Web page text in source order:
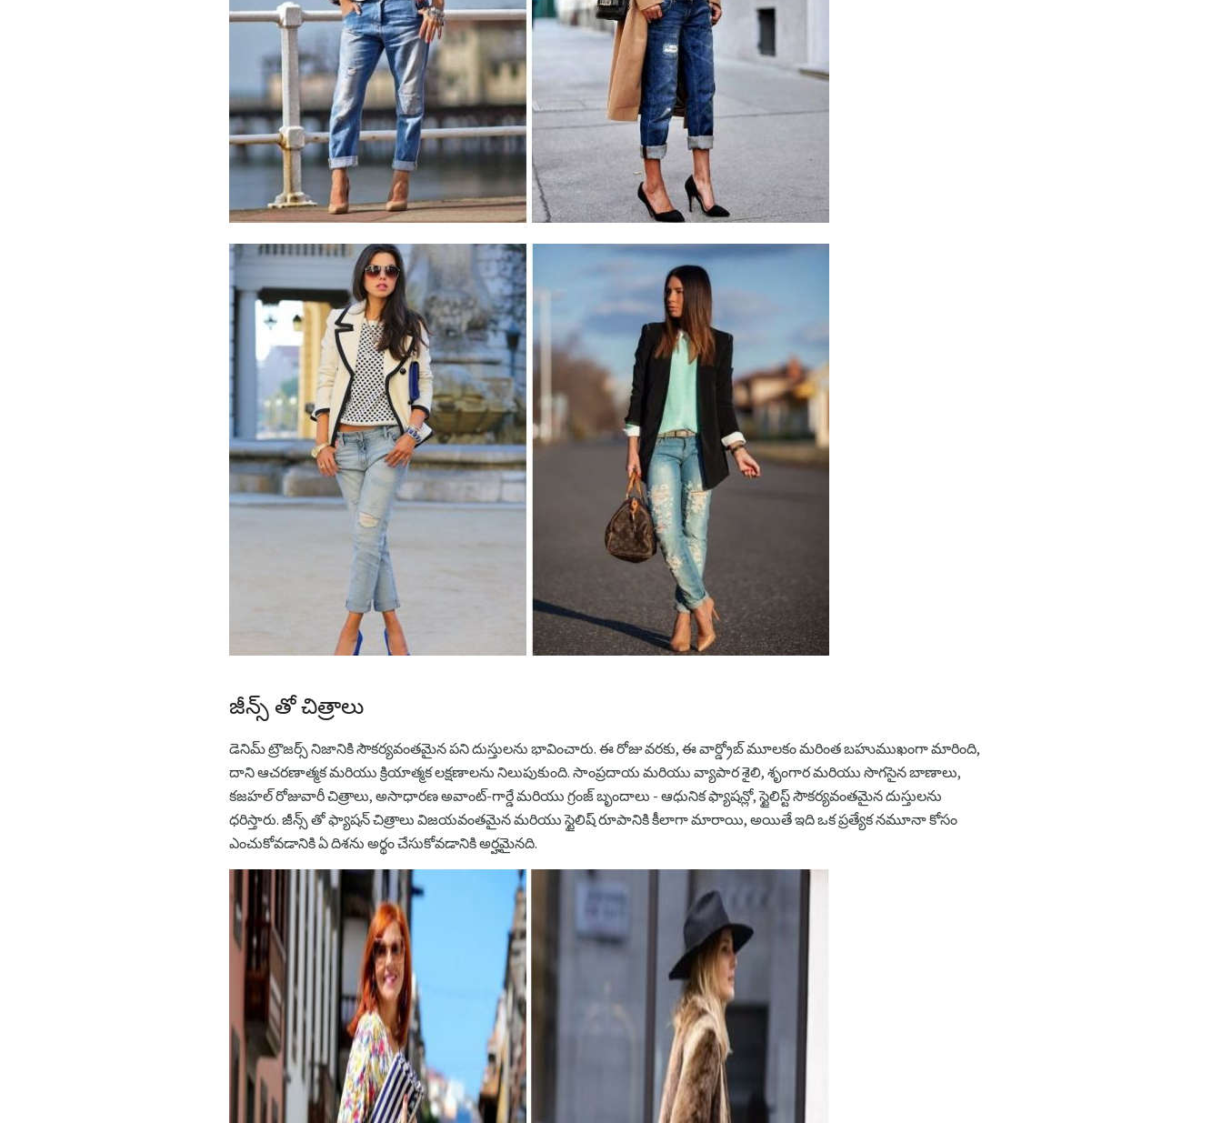
జీన్స్ తో చిత్రాలు
డెనిమ్ ట్రౌజర్స్ నిజానికి సౌకర్యవంతమైన పని దుస్తులను భావించారు. ఈ రోజు వరకు, ఈ వార్డ్రోబ్ మూలకం మరింత బహుముఖంగా మారింది,
దాని ఆచరణాత్మక మరియు క్రియాత్మక లక్షణాలను నిలుపుకుంది. సాంప్రదాయ మరియు వ్యాపార శైలి, శృంగార మరియు సొగసైన బాణాలు,
కజహల్ రోజువారీ చిత్రాలు, అసాధారణ అవాంట్-గార్డే మరియు గ్రంజ్ బృందాలు - ఆధునిక ఫ్యాషన్లో, స్టైలిస్ట్ సౌకర్యవంతమైన దుస్తులను
ధరిస్తారు. జీన్స్ తో ఫ్యాషన్ చిత్రాలు విజయవంతమైన మరియు స్టైలిష్ రూపానికి కీలాగా మారాయి, అయితే ఇది ఒక ప్రత్యేక నమూనా కోసం
ఎంచుకోవడానికి ఏ దిశను అర్థం చేసుకోవడానికి అర్హమైనది.